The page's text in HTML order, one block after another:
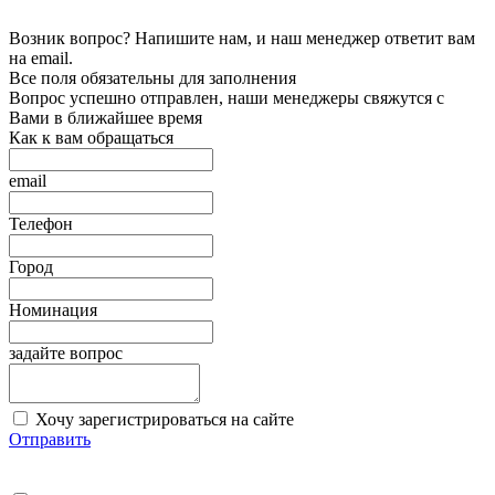
Возник вопрос? Напишите нам, и наш менеджер ответит вам
на email.
Все поля обязательны для заполнения
Вопрос успешно отправлен, наши менеджеры свяжутся с
Вами в ближайшее время
Как к вам обращаться
email
Телефон
Город
Номинация
задайте вопрос
Хочу зарегистрироваться на сайте
Отправить